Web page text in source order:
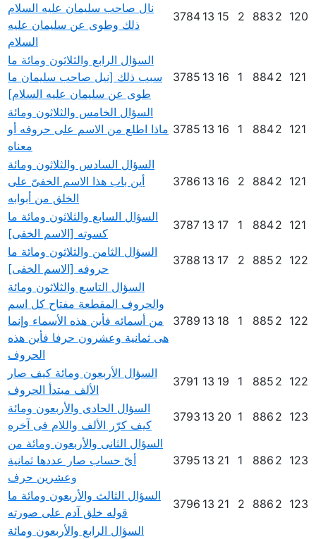
نال صاحب سليمان عليه السلام
ذلك وطوى عن سليمان عليه
السلام
3784 13 15 2 883 2 120
السؤال الرابع والثلاثون ومائة ما
سبب ذلك [نيل صاحب سليمان ما
طوى عن سليمان عليه السلام]
3785 13 16 1 8842 121
السؤال الخامس والثلاثون ومائة
ماذا اطلع من الاسم على حروفه أو
معناه
3785 13 16 1 8842 121
السؤال السادس والثلاثون ومائة
أين باب هذا الاسم الخفىّ على
الخلق من أبوابه
3786 13 16 2 8842 121
السؤال السابع والثلاثون ومائة ما
كسوته [الاسم الخفى]
3787 13 17 1 8842 121
السؤال الثامن والثلاثون ومائة ما
حروفه [الاسم الخفى]
3788 13 17 2 885 2 122
السؤال التاسع والثلاثون ومائة
والحروف المقطعة مفتاح كل اسم
من أسمائه فأين هذه الأسماء وإنما
هى ثمانية وعشرون حرفا فأين هذه
الحروف
3789 13 18 1 885 2 122
السؤال الأربعون ومائة كيف صار
الألف مبتدأ الحروف
3791 13 19 1 885 2 122
السؤال الحادى والأربعون ومائة
كيف كرّر الألف واللام فى آخره
3793 13 20 1 886 2 123
السؤال الثانى والأربعون ومائة من
أىّ حساب صار عددها ثمانية
وعشرين حرف
3795 13 21 1 886 2 123
السؤال الثالث والأربعون ومائة ما
قوله خلق آدم على صورته
3796 13 21 2 886 2 123
السؤال الرابع والأربعون ومائة